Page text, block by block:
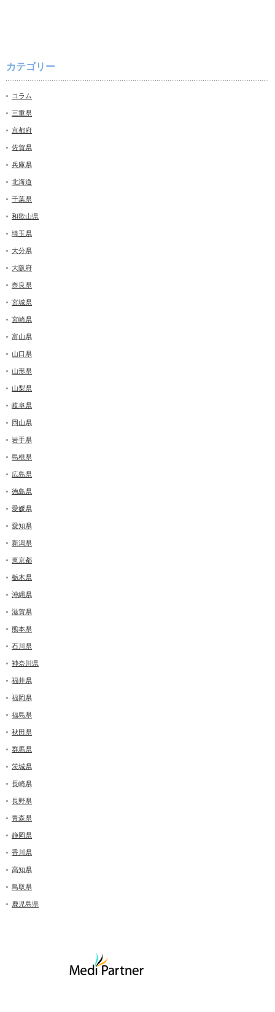
カテゴリー
コラム
三重県
京都府
佐賀県
兵庫県
北海道
千葉県
和歌山県
埼玉県
大分県
大阪府
奈良県
宮城県
宮崎県
富山県
山口県
山形県
山梨県
岐阜県
岡山県
岩手県
島根県
広島県
徳島県
愛媛県
愛知県
新潟県
東京都
栃木県
沖縄県
滋賀県
熊本県
石川県
神奈川県
福井県
福岡県
福島県
秋田県
群馬県
茨城県
長崎県
長野県
青森県
静岡県
香川県
高知県
鳥取県
鹿児島県